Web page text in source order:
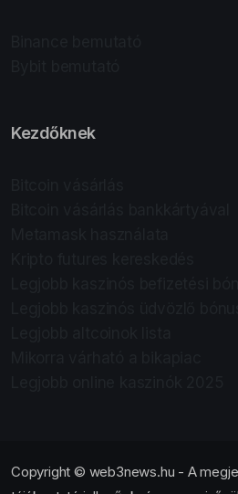
Kezdőknek
Copyright © web3news.hu - A